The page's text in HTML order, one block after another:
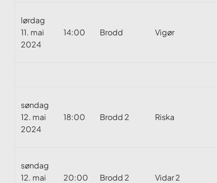
lørdag
11. mai
2024
14:00 Brodd Vigør
søndag
12. mai
2024
18:00 Brodd 2 Riska
søndag
12. mai
20:00 Brodd 2 Vidar 2